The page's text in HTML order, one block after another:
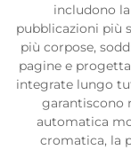
includono
pubblicazioni più
più corpose,
pagine e
integrate lungo
garantiscono
automatica
cromatica, la